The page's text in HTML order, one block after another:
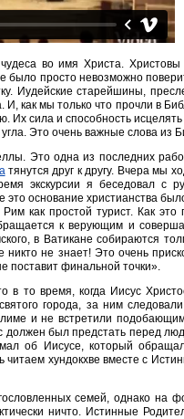
во имя Христа. Христовы
просто невозможно
Иудейские старейшины,
как мы только что прочли в
Их сила и способность
Это очень важные слова из
Это одна из последних
тянутся друг к другу. Вчера мы
экскурсии я беседовал с
основание христианства
как простой турист. Как это
к верующим и
в Ватикане собираются
не знает! Это очень
поставит финальной точки».
то время, когда Иисус
города, за ним
и не встретили
был предстать перед
об Иисусе, который
хундокхве вместе с
семей, однако на
ничто. Истинные